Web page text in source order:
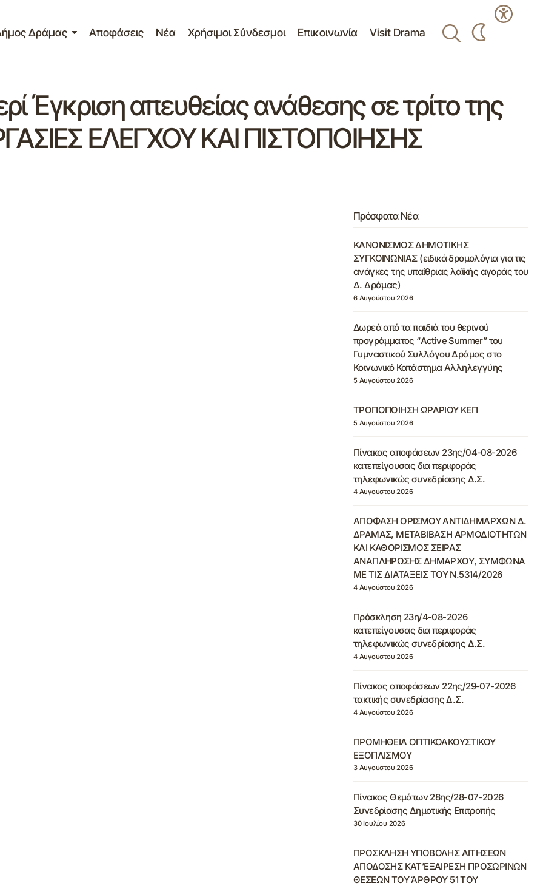
Δράμας Αποφάσεις Νέα Χρήσιμοι Σύνδεσμοι Επικοινωνία Visit Drama
Έγκριση απευθείας ανάθεσης σε τρίτο της
ΕΛΕΓΧΟΥ ΚΑΙ ΠΙΣΤΟΠΟΙΗΣΗΣ
Πρόσφατα Νέα
ΚΑΝΟΝΙΣΜΟΣ ΔΗΜΟΤΙΚΗΣ
ΣΥΓΚΟΙΝΩΝΙΑΣ (ειδικά δρομολόγια για τις
ανάγκες της υπαίθριας λαϊκής αγοράς του
Δ. Δράμας)
6 Αυγούστου 2026
Δωρεά από τα παιδιά του θερινού
προγράμματος “Active Summer” του
Γυμναστικού Συλλόγου Δράμας στο
Κοινωνικό Κατάστημα Αλληλεγγύης
5 Αυγούστου 2026
ΤΡΟΠΟΠΟΙΗΣΗ ΩΡΑΡΙΟΥ ΚΕΠ
5 Αυγούστου 2026
Πίνακας αποφάσεων 23ης/04-08-2026
κατεπείγουσας δια περιφοράς
τηλεφωνικώς συνεδρίασης Δ.Σ.
4 Αυγούστου 2026
ΑΠΟΦΑΣΗ ΟΡΙΣΜΟΥ ΑΝΤΙΔΗΜΑΡΧΩΝ Δ.
ΔΡΑΜΑΣ, ΜΕΤΑΒΙΒΑΣΗ ΑΡΜΟΔΙΟΤΗΤΩΝ
ΚΑΙ ΚΑΘΟΡΙΣΜΟΣ ΣΕΙΡΑΣ
ΑΝΑΠΛΗΡΩΣΗΣ ΔΗΜΑΡΧΟΥ, ΣΥΜΦΩΝΑ
ΜΕ ΤΙΣ ΔΙΑΤΑΞΕΙΣ ΤΟΥ Ν.5314/2026
4 Αυγούστου 2026
Πρόσκληση 23η/4-08-2026
κατεπείγουσας δια περιφοράς
τηλεφωνικώς συνεδρίασης Δ.Σ.
4 Αυγούστου 2026
Πίνακας αποφάσεων 22ης/29-07-2026
τακτικής συνεδρίασης Δ.Σ.
4 Αυγούστου 2026
ΠΡΟΜΗΘΕΙΑ ΟΠΤΙΚΟΑΚΟΥΣΤΙΚΟΥ
ΕΞΟΠΛΙΣΜΟΥ
3 Αυγούστου 2026
Πίνακας Θεμάτων 28ης/28-07-2026
Συνεδρίασης Δημοτικής Επιτροπής
30 Ιουλίου 2026
ΠΡΟΣΚΛΗΣΗ ΥΠΟΒΟΛΗΣ ΑΙΤΗΣΕΩΝ
ΑΠΟΔΟΣΗΣ ΚΑΤ’ΕΞΑΙΡΕΣΗ ΠΡΟΣΩΡΙΝΩΝ
ΘΕΣΕΩΝ ΤΟΥ ΆΡΘΡΟΥ 51 ΤΟΥ